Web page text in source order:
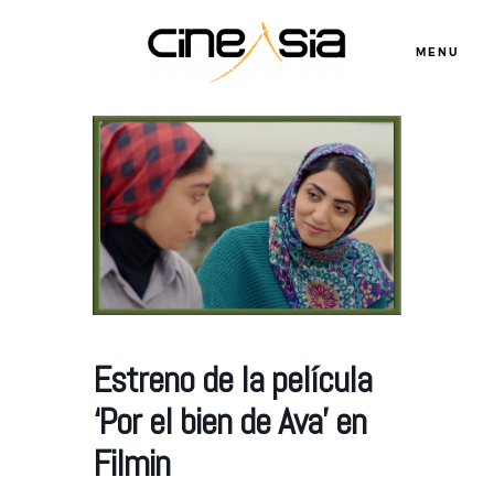
MENU
Estreno de la película
‘Por el bien de Ava’ en
Filmin
Servicios